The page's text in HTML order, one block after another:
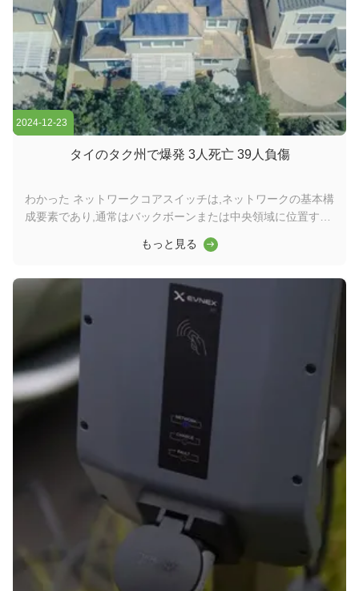
2024-12-23
タイのタク州で爆発 3人死亡 39人負傷
わかった ネットワークコアスイッチは,ネットワークの基本構
成要素であり,通常はバックボーンまたは中央領域に位置する.
保する上で重要な役割を果たしますワイダーコアスイッチは,
ゲートウェイとして機能し,ルーターを通じてサーバー,インタ
ーネットサービスプロバイダー (ISP) との接続を容易にする.
そして他のスイッチの合計効率的に転送されるトラフィックを
処理するには,コアレイヤスイッチは大きなパワーと容量を持
つ必要があります. そのため,迅速で完全な管理スイッチである
もっと見る